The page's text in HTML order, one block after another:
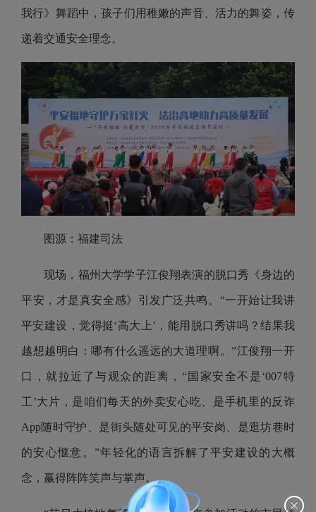
我行》舞蹈中，孩子们用稚嫩的声音、活力的舞姿，传
递着交通安全理念。
图源：福建司法
现场，福州大学学子江俊翔表演的脱口秀《身边的
平安，才是真安全感》引发广泛共鸣。“一开始让我讲
平安建设，觉得挺‘高大上’，能用脱口秀讲吗？结果我
越想越明白：哪有什么遥远的大道理啊。”江俊翔一开
口，就拉近了与观众的距离，“国家安全不是‘007特
工’大片，是咱们每天的外卖安心吃、是手机里的反诈
App随时守护、是街头随处可见的平安岗、是逛坊巷时
的安心惬意。”年轻化的语言拆解了平安建设的大概
念，赢得阵阵笑声与掌声。